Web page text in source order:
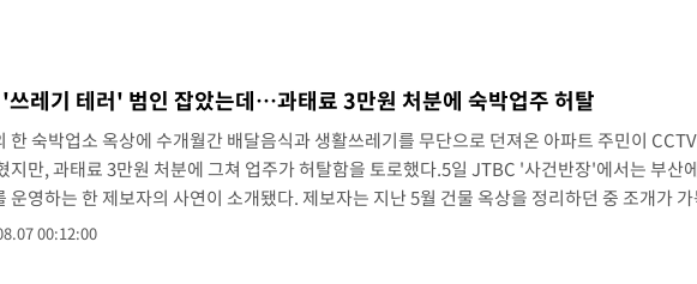
이전 봐주기 감사' 유병호 구속기소
4천명 돌파, 4053명 발생 1850명 사망
혐의' 차가원 대표 구속 송치
중독 원인은 멕시코산 할라피뇨"-- CDC
쓰레기 테러' 범인 잡았는데…과태료 3만원 처분에 숙박업주 허탈
한 숙박업소 옥상에 수개월간 배달음식과 생활쓰레기를 무단으로 던져온 아파트 주민이
지만, 과태료 3만원 처분에 그쳐 업주가 허탈함을 토로했다.5일 JTBC '사건반장'에서는 부산
운영하는 한 제보자의 사연이 소개됐다. 제보자는 지난 5월 건물 옥상을 정리하던 중 조개가
쓰레기를 발견했다. 그는 "처음에는 화가 났지만, 내가 치우면 누군가 관리하고 있다는 걸 알고
00:12:00